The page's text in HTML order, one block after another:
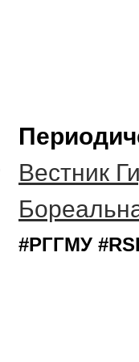
Вестник
#РГГМУ